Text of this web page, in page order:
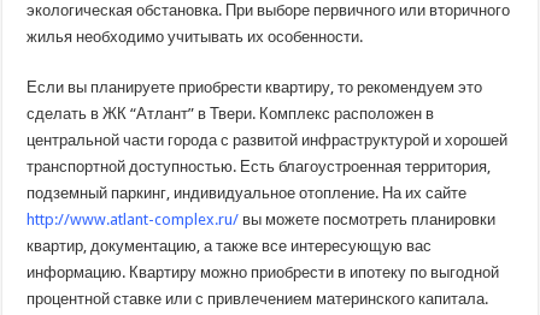
экологическая обстановка. При выборе первичного или вторичного
жилья необходимо учитывать их особенности.
Если вы планируете приобрести квартиру, то рекомендуем это
сделать в ЖК “Атлант” в Твери. Комплекс расположен в
центральной части города с развитой инфраструктурой и хорошей
транспортной доступностью. Есть благоустроенная территория,
подземный паркинг, индивидуальное отопление. На их сайте
http://www.atlant-complex.ru/ вы можете посмотреть планировки
квартир, документацию, а также все интересующую вас
информацию. Квартиру можно приобрести в ипотеку по выгодной
процентной ставке или с привлечением материнского капитала.